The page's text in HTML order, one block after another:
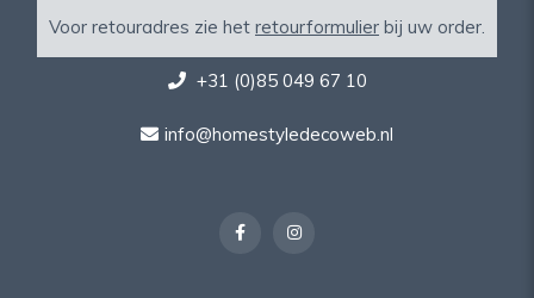
Voor retouradres zie het retourformulier bij uw order.
+31 (0)85 049 67 10
info@homestyledecoweb.nl